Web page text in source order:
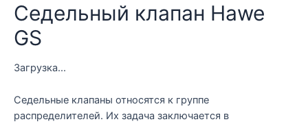
Седельный клапан Hawe
GS
Загрузка...
Седельные клапаны относятся к группе
распределителей. Их задача заключается в